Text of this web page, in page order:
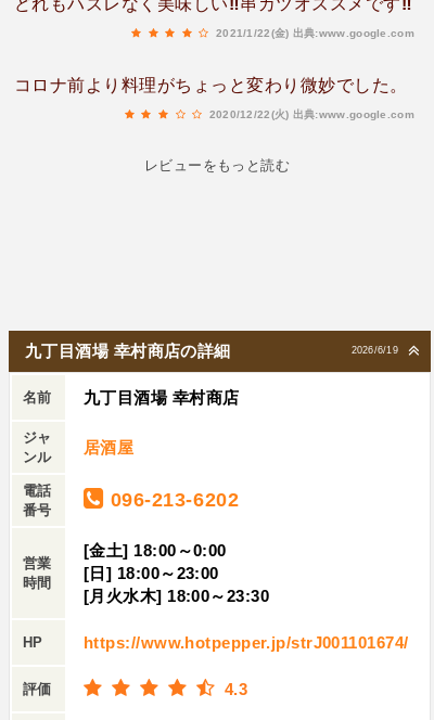
どれもハズレなく美味しい‼️串カツオススメです‼️
2021/1/22(金) 出典:www.google.com
コロナ前より料理がちょっと変わり微妙でした。
2020/12/22(火) 出典:www.google.com
レビューをもっと読む
2026/6/19
九丁目酒場 幸村商店の詳細
名前 九丁目酒場 幸村商店
ジャ
ンル
居酒屋
電話
番号
096-213-6202
営業
時間
[金土] 18:00～0:00
[日] 18:00～23:00
[月火水木] 18:00～23:30
HP https://www.hotpepper.jp/strJ001101674/
評価 4.3